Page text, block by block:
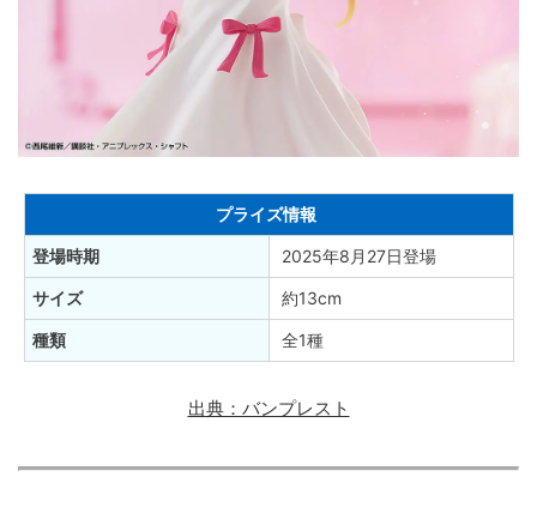
プライズ情報
登場時期 2025年8月27日登場
サイズ 約13cm
種類 全1種
出典：バンプレスト